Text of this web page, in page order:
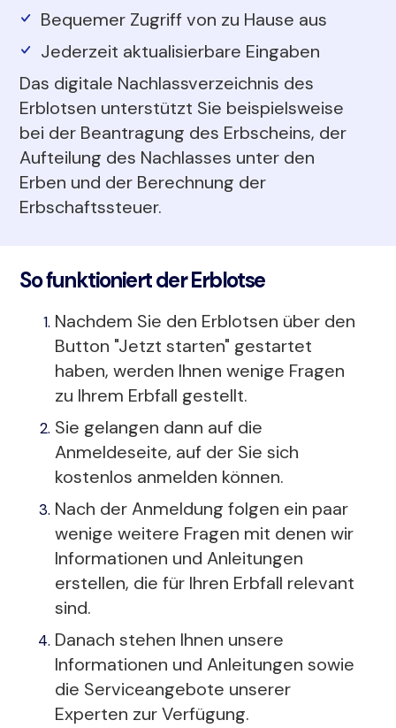
Bequemer Zugriff von zu Hause aus
Jederzeit aktualisierbare Eingaben
Das digitale Nachlassverzeichnis des
Erblotsen unterstützt Sie beispielsweise
bei der Beantragung des Erbscheins, der
Aufteilung des Nachlasses unter den
Erben und der Berechnung der
Erbschaftssteuer.
So funktioniert der Erblotse
Nachdem Sie den Erblotsen über den
Button "Jetzt starten" gestartet
haben, werden Ihnen wenige Fragen
zu Ihrem Erbfall gestellt.
Sie gelangen dann auf die
Anmeldeseite, auf der Sie sich
kostenlos anmelden können.
Nach der Anmeldung folgen ein paar
wenige weitere Fragen mit denen wir
Informationen und Anleitungen
erstellen, die für Ihren Erbfall relevant
sind.
Danach stehen Ihnen unsere
Informationen und Anleitungen sowie
die Serviceangebote unserer
Experten zur Verfügung.